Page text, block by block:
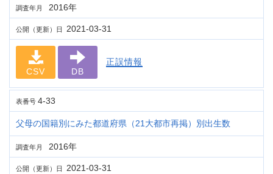
調査年月 2016年
公開（更新）日 2021-03-31
CSV DB
正誤情報
表番号 4-33
父母の国籍別にみた都道府県（21大都市再掲）別出生数
調査年月 2016年
公開（更新）日 2021-03-31